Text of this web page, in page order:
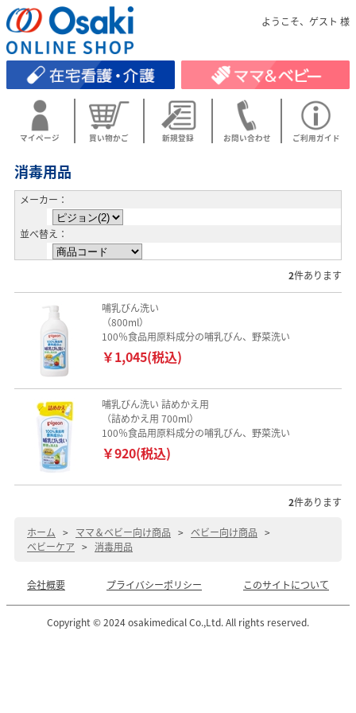
ようこそ、ゲスト 様
マイページ 買い物かご 新規登録 お問い合わせ ご利用ガイド
消毒用品
メーカー：
並べ替え：
2件あります
哺乳びん洗い
（800ml）
100％食品用原料成分の哺乳びん、野菜洗い
￥1,045(税込)
哺乳びん洗い 詰めかえ用
（詰めかえ用 700ml）
100％食品用原料成分の哺乳びん、野菜洗い
￥920(税込)
2件あります
ホーム > ママ＆ベビー向け商品 > ベビー向け商品 >
ベビーケア > 消毒用品
会社概要 プライバシーポリシー このサイトについて
Copyright © 2024 osakimedical Co.,Ltd. All rights reserved.